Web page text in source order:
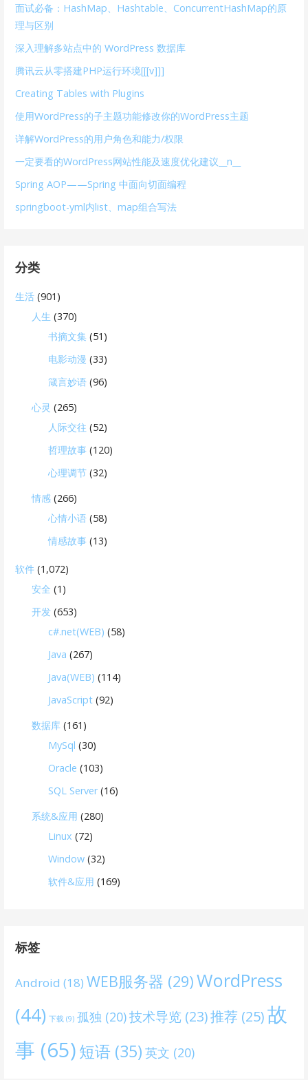
面试必备：HashMap、Hashtable、ConcurrentHashMap的原
理与区别
深入理解多站点中的 WordPress 数据库
腾讯云从零搭建PHP运行环境[[[v]]]
Creating Tables with Plugins
使用WordPress的子主题功能修改你的WordPress主题
详解WordPress的用户角色和能力/权限
一定要看的WordPress网站性能及速度优化建议__n__
Spring AOP——Spring 中面向切面编程
springboot-yml内list、map组合写法
分类
生活 (901)
人生 (370)
书摘文集 (51)
电影动漫 (33)
箴言妙语 (96)
心灵 (265)
人际交往 (52)
哲理故事 (120)
心理调节 (32)
情感 (266)
心情小语 (58)
情感故事 (13)
软件 (1,072)
安全 (1)
开发 (653)
c#.net(WEB) (58)
Java (267)
Java(WEB) (114)
JavaScript (92)
数据库 (161)
MySql (30)
Oracle (103)
SQL Server(16)
系统&应用 (280)
Linux (72)
Window (32)
软件&应用 (169)
标签
Android (18) WEB服务器 (29)WordPress
(44) 下载 (9) 孤独 (20)技术导览 (23)推荐 (25)故
事 (65)短语 (35) 英文 (20)